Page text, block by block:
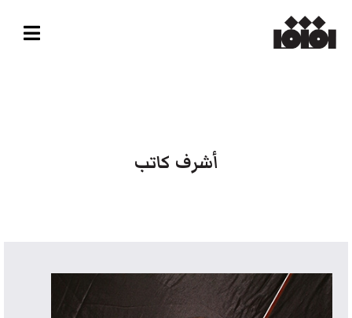
أشرف كاتب